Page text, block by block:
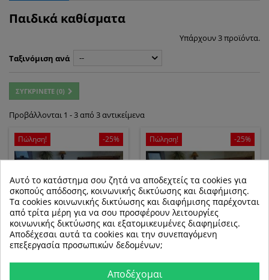
Παιδικά καθίσματα
Υπάρχουν 3 προϊόντα.
Ταξινόμιση ανά
--
ΣΥΓΚΡΊΝΕΤΕ (0)
Προβάλλονται 1 - 3 από 3 αντικείμενα
Πώληση!
ΦΟΥΣΚΩΤΌ PVC DISNEY
CINDRELLA ΜΠΛΕ
19,83 €
-25% Πώληση!
TIGER ΜΠΛΕ
από το 14,87 €
-25%
Αυτό το κατάστημα σου ζητά να αποδεχτείς τα cookies για
σκοπούς απόδοσης, κοινωνικής δικτύωσης και διαφήμισης.
Τα cookies κοινωνικής δικτύωσης και διαφήμισης παρέχονται
από τρίτα μέρη για να σου προσφέρουν λειτουργίες
κοινωνικής δικτύωσης και εξατομικευμένες διαφημίσεις.
Αποδέχεσαι αυτά τα cookies και την συνεπαγόμενη
επεξεργασία προσωπικών δεδομένων;
Αποδέχομαι